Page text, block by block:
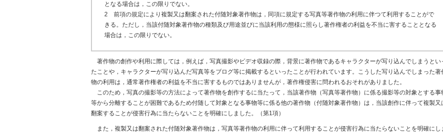
となる場合は，この限りでない。
2 前項の規定により複製又は翻案された付随対象著作物は，同項に規定する写真等著作物の利用に伴つて利用することがで
きる。ただし，当該付随対象著作物の種類及び用途並びに当該利用の態様に照らし著作権者の利益を不当に害することとなる
場合は，この限りでない。
著作物の創作や利用に際しては，例えば，写真撮影やビデオ収録の際，背景に著作物であるキャラクターが写り込んでしまうとい
たことや，キャラクターが写り込んだ写真等をブログ等に掲載するといったことが行われています。こうした写り込んでしまった著
物の利用は，通常著作権者の利益を不当に害するものではありませんが，著作権侵害に問われるおそれがありました。
このため，写真の撮影等の方法によって著作物を創作するに当たって，当該著作物（写真等著作物）に係る撮影等の対象とする事
等から分離することが困難であるため付随して対象となる事物等に係る他の著作物（付随対象著作物）は，当該創作に伴って複製又
翻案することが侵害行為に当たらないことを明確にしました。（第1項）
また，複製又は翻案された付随対象著作物は，写真等著作物の利用に伴って利用することが侵害行為に当たらないことを明確にし